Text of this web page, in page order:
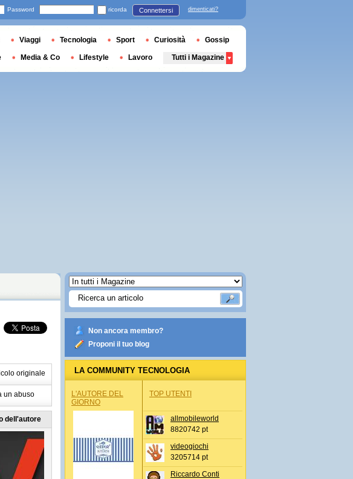
originale
un abuso
dell'autore
Non ancora membro?
Proponi il tuo blog
LA COMMUNITY TECNOLOGIA
L'AUTORE DEL
GIORNO
TOP UTENTI
allmobileworld
8820742 pt
videogiochi
3205714 pt
Riccardo Conti
Password ricorda Connettersi dimenticati?
Viaggi Tecnologia Sport Curiosità Gossip
Media & Co Lifestyle Lavoro Tutti i Magazine